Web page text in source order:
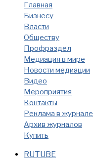
Главная
Бизнесу
Власти
Обществу
Профраздел
Медиация в мире
Новости медиации
Видео
Мероприятия
Контакты
Реклама в журнале
Архив журналов
Купить
RUTUBE